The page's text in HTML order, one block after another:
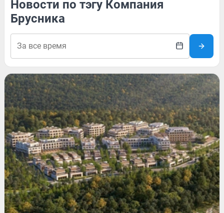
Новости по тэгу Компания
Брусника